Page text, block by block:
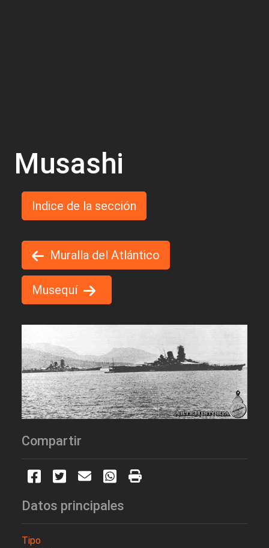
Musashi
Indice de la sección
Muralla del Atlántico
Musequí
Compartir
Datos principales
Tipo